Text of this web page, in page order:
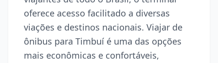
oferece acesso facilitado a diversas
viações e destinos nacionais. Viajar de
ônibus para Timbuí é uma das opções
mais econômicas e confortáveis,